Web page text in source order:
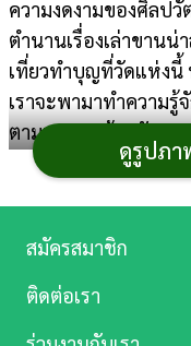
ความงดงามของศิลป
ตำนานเรื่องเล่าขานน่
เที่ยวทำบุญที่วัดแห่งนี้
เราจะพามาทำความรู้
ตามเรามาดูด้วยกันเลย
วัดกู้ (
ดูรูปภา
บันเทิง
ดู
หนัง
สมัครสมาชิก
ติดต่อเรา